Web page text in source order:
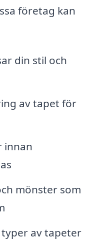
företag kan
din stil och
av tapet för
innan
mönster som
av tapeter